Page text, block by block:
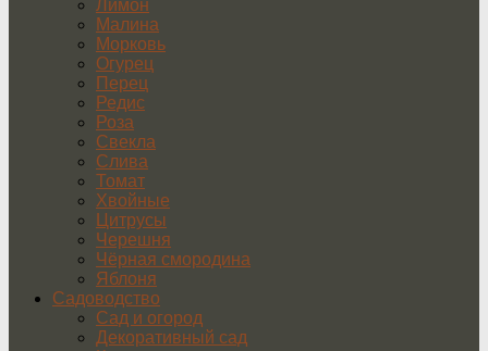
Лимон
Малина
Морковь
Огурец
Перец
Редис
Роза
Свекла
Слива
Томат
Хвойные
Цитрусы
Черешня
Чёрная смородина
Яблоня
Садоводство
Сад и огород
Декоративный сад